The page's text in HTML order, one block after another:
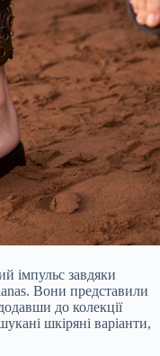
імпульс завдяки
Вони представили
до колекції
шкіряні варіанти,